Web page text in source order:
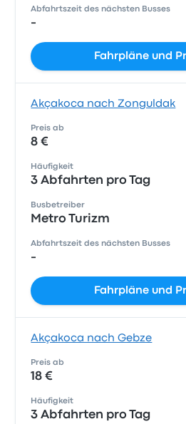
Abfahrtszeit des nächsten Busses
-
Fahrpläne und
Akçakoca nach Zonguldak
Preis ab
8 €
Häufigkeit
3 Abfahrten pro Tag
Busbetreiber
Metro Turizm
Abfahrtszeit des nächsten Busses
-
Fahrpläne und
Akçakoca nach Gebze
Preis ab
18 €
Häufigkeit
3 Abfahrten pro Tag